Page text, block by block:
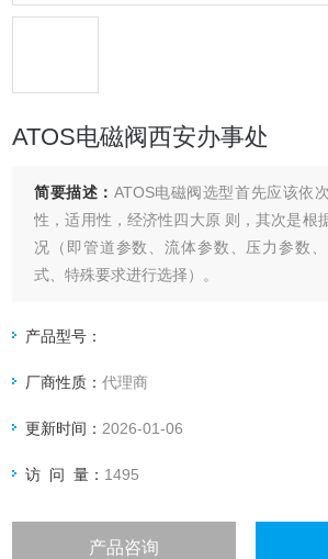
ATOS电磁阀西安办事处
简要描述： ATOS电磁阀选型首先应该依
性，适用性，经济性四大原 则，其次是根
况（即管道参数、流体参数、压力参数
式、特殊要求进行选择）。
产品型号：
厂商性质：代理商
更新时间： 2026-01-06
访 问 量： 1495
产品咨询